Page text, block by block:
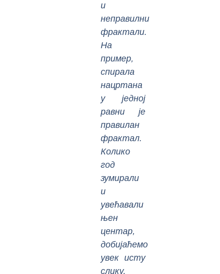
и
неправилни
фрактали.
На
пример,
спирала
нацртана
у једној
равни је
правилан
фрактал.
Колико
год
зумирали
и
увећавали
њен
центар,
добијаћемо
увек исту
слику.